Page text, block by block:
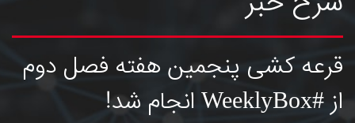
قرعه کشی پنجمین هفته فصل دوم
از #WeeklyBox انجام شد!